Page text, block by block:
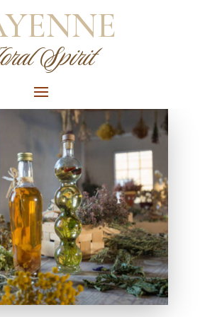
Spirit